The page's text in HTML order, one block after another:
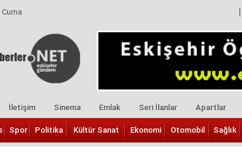
İletişim Sinema Emlak Seri İlanlar Apartlar
Spor Politika Kültür Sanat Ekonomi Otomobil Sağlık